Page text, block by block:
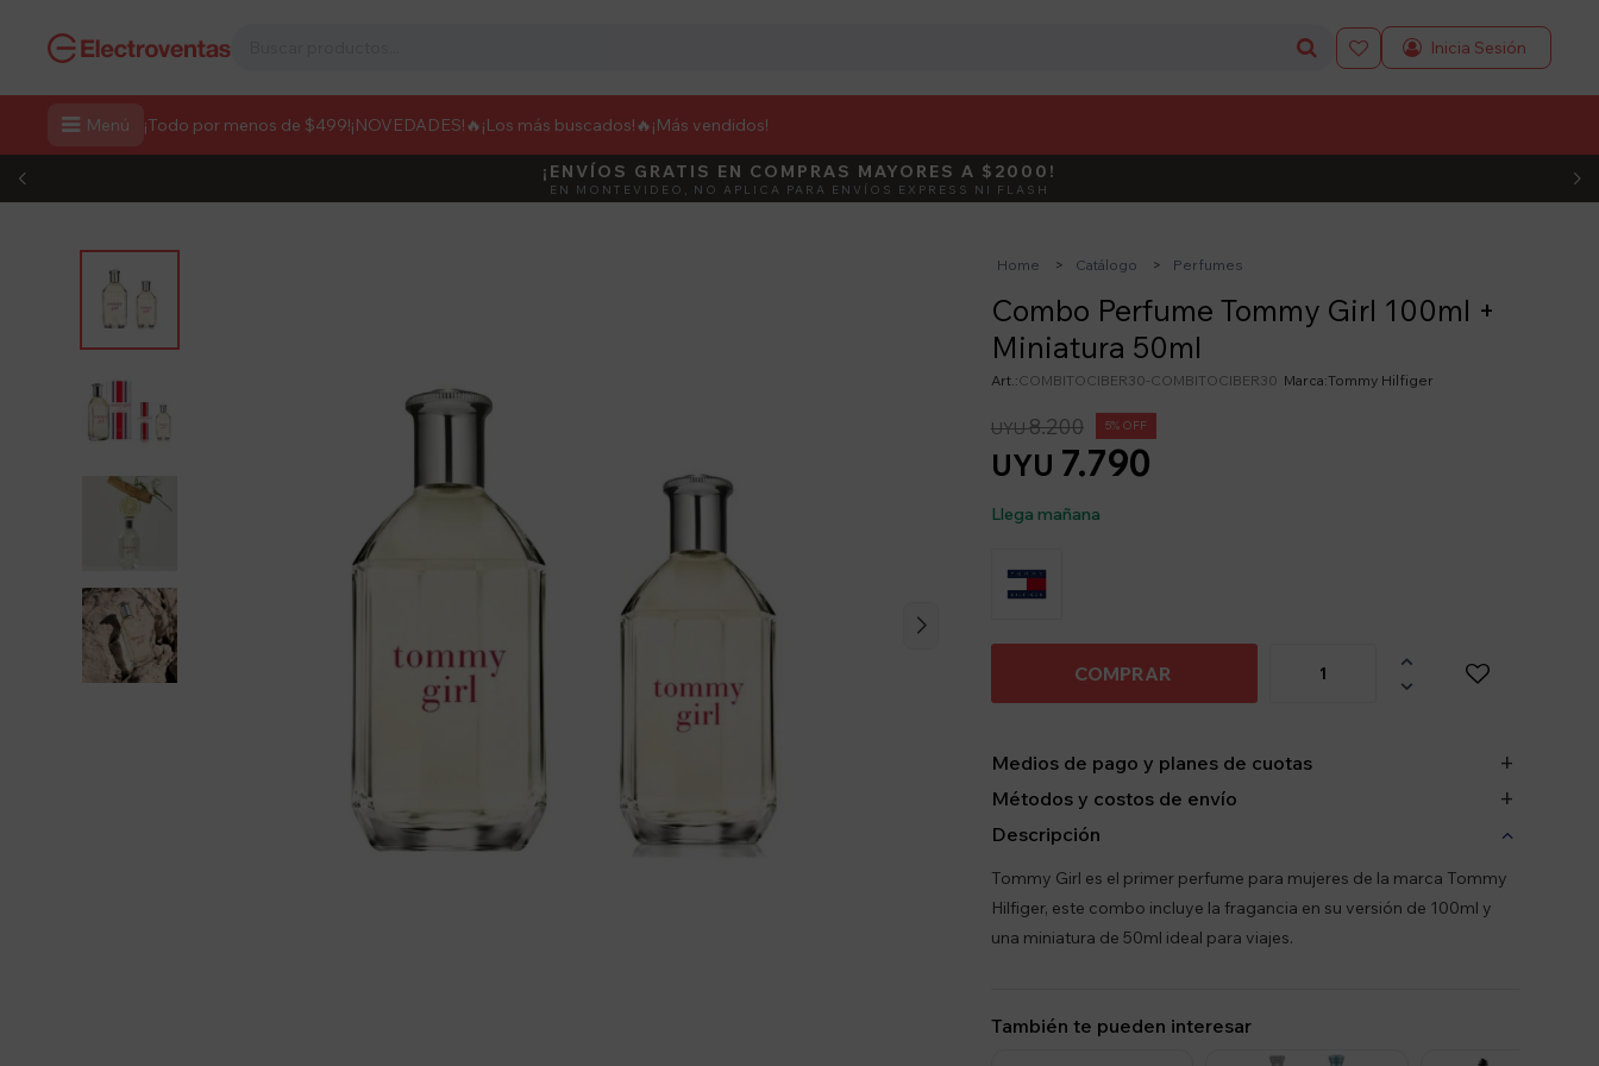
 Menú ¡Todo por menos de $499!¡NOVEDADES! 🔥¡Los más buscados!🔥 ¡Más vendidos!

DEBUT ACTIVÁ EL CÓDIGO
¡ENVÍOS GRATIS EN COMPRAS MAYORES A $2000!
EN MONTEVIDEO, NO APLICA PARA ENVÍOS EXPRESS NI FLASH
Home Catálogo Perfumes
Combo Perfume Tommy Girl 100ml +
Miniatura 50ml
COMBITOCIBER30-COMBITOCIBER30 Tommy Hilfiger
UYU 7.790
UYU8.200 5
Llega mañana
COMPRAR


Medios de pago y planes de cuotas
Métodos y costos de envío
Descripción
Tommy Girl es el primer perfume para mujeres de la marca Tommy
Hilfiger, este combo incluye la fragancia en su versión de 100ml y
una miniatura de 50ml ideal para viajes.
También te pueden interesar